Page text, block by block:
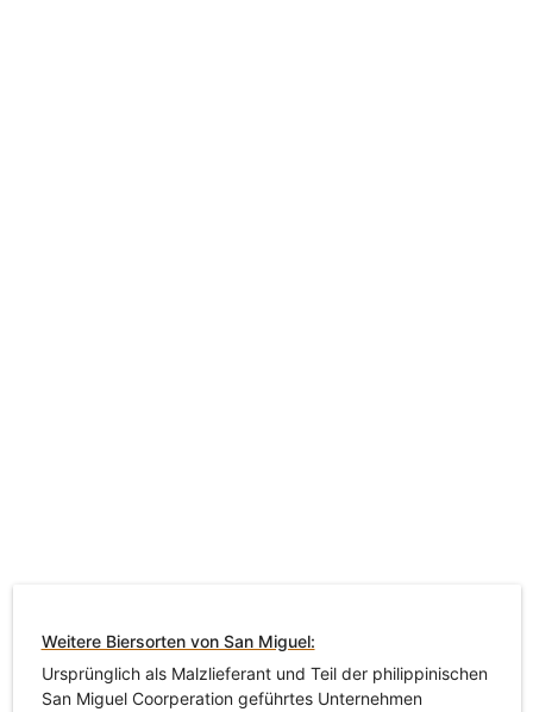
Weitere Biersorten von San Miguel:
Ursprünglich als Malzlieferant und Teil der philippinischen
San Miguel Coorperation geführtes Unternehmen